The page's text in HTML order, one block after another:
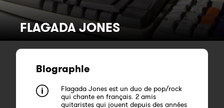
FLAGADA JONES
Biographie
Flagada Jones est un duo de pop/rock
qui chante en français. 2 amis
guitaristes qui jouent depuis des années